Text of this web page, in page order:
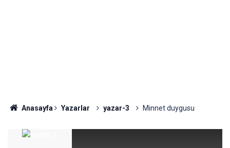
Anasayfa Yazarlar yazar-3 Minnet duygusu